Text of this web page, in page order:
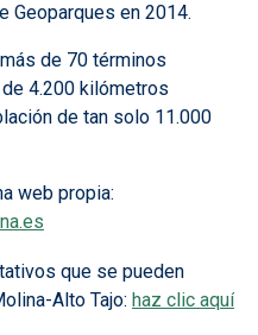
Geoparques en 2014.
de 70 términos
4.200 kilómetros
de tan solo 11.000
web propia:
que se pueden
Alto Tajo: haz clic aquí